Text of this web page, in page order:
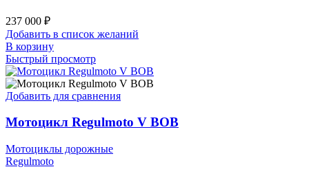
237 000 ₽
Добавить в список желаний
В корзину
Быстрый просмотр
Добавить для сравнения
Мотоцикл Regulmoto V BOB
Мотоциклы дорожные
Regulmoto